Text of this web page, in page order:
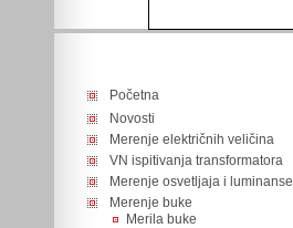
Početna
Novosti
Merenje električnih veličina
VN ispitivanja transformatora
Merenje osvetljaja i luminanse
Merenje buke
Merila buke